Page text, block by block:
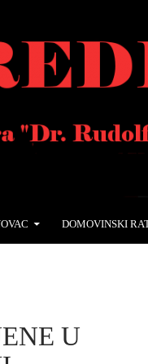
DOMOVINSKI
U